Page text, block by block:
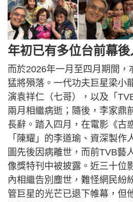
年初已有多位台前幕
而於2026年一月至四月期間，
猛將殞落。一代功夫巨星梁小
演袁祥仁（七哥），以及「
兩月相繼病逝；隨後，李家鼎
長辭。踏入四月，在電影《古
「陳耀」的李道瑜、資深製作
圖先後因病離世，而前TVB藝
像獎特刊中被披露。近三十位
內相繼告別塵世，難怪網民紛
管巨星的光芒已退下帷幕，但